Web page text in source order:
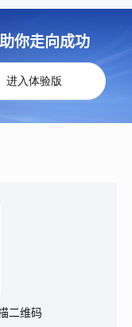
你走向成功
进入体验版
二维码